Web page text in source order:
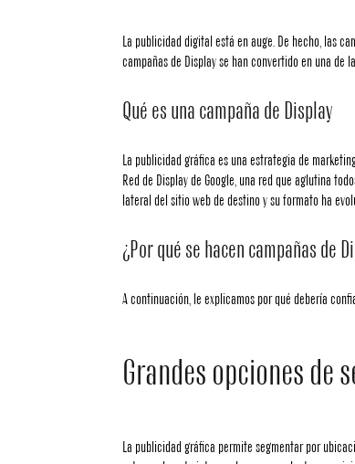
La publicidad digital está en auge. De hecho, las
campañas de Displayse han convertido en una de
Qué es una campaña de Display
La publicidad gráfica es una estrategia de
Red de Display de Google, una red que aglutina
lateral del sitio web de destino y su formato ha
¿Por qué se hacen campañas de
A continuación, le explicamos por qué debería
Grandes opciones de
La publicidad gráfica permite segmentar por